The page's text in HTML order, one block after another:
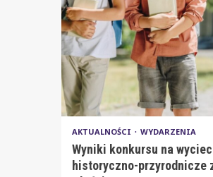
AKTUALNOŚCI WYDARZENIA
Wyniki konkursu na
historyczno-przyrodnicze